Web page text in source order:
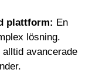
plattform: En
lösning.
avancerade